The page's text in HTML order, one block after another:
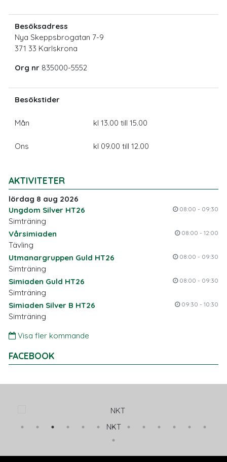
Besöksadress
Nya Skeppsbrogatan 7-9
371 33 Karlskrona
Org nr 835000-5552
Besökstider
Mån kl 13.00 till 15.00
Ons kl 09.00 till 12.00
AKTIVITETER
lördag 8 aug 2026
Ungdom Silver HT26
08:00 - 09:30
Simträning
Vårsimiaden
08:00 - 12:00
Tävling
Utmanargruppen Guld HT26
08:00 - 09:30
Simträning
Simiaden Guld HT26
08:00 - 09:30
Simträning
Simiaden Silver B HT26
09:30 - 10:30
Simträning
Visa fler kommande
FACEBOOK
NKT